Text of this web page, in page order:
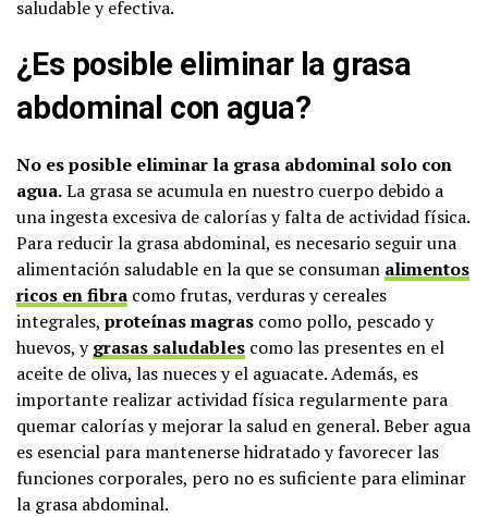
saludable y efectiva.
¿Es posible eliminar la grasa
abdominal con agua?
No es posible eliminar la grasa abdominal solo con
agua.La grasa se acumula en nuestro cuerpo debido a
una ingesta excesiva de calorías y falta de actividad física.
Para reducir la grasa abdominal, es necesario seguir una
alimentación saludable en la que se consuman alimentos
ricos en fibra como frutas, verduras y cereales
integrales, proteínas magras como pollo, pescado y
huevos, ygrasas saludables como las presentes en el
aceite de oliva, las nueces y el aguacate. Además, es
importante realizar actividad física regularmente para
quemar calorías y mejorar la salud en general. Beber agua
es esencial para mantenerse hidratado y favorecer las
funciones corporales, pero no es suficiente para eliminar
la grasa abdominal.